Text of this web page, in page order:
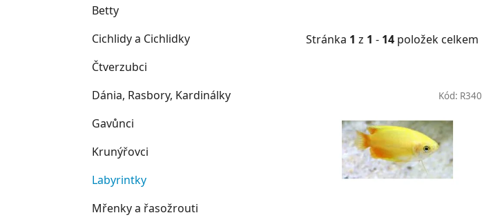
Betty
Cichlidy a Cichlidky
Čtverzubci
Dánia, Rasbory, Kardinálky
Gavůnci
Krunýřovci
Labyrintky
Mřenky a řasožrouti
Stránka 1 z 1 - 14 položek celkem
Kód: R340